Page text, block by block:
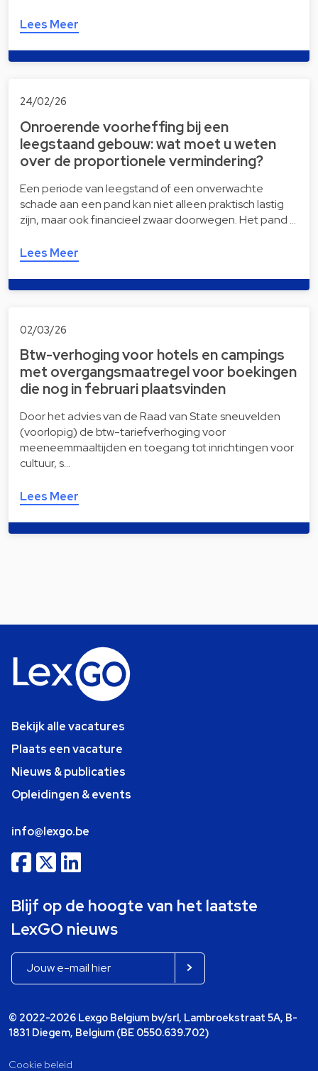
Lees Meer
24/02/26
Onroerende voorheffing bij een
leegstaand gebouw: wat moet u weten
over de proportionele vermindering?
Een periode van leegstand of een onverwachte
schade aan een pand kan niet alleen praktisch lastig
zijn, maar ook financieel zwaar doorwegen. Het pand …
Lees Meer
02/03/26
Btw-verhoging voor hotels en campings
met overgangsmaatregel voor boekingen
die nog in februari plaatsvinden
Door het advies van de Raad van State sneuvelden
(voorlopig) de btw-tariefverhoging voor
meeneemmaaltijden en toegang tot inrichtingen voor
cultuur, s…
Lees Meer
Bekijk alle vacatures
Plaats een vacature
Nieuws & publicaties
Opleidingen & events
info@lexgo.be
Blijf op de hoogte van het laatste
LexGO nieuws
© 2022-2026 Lexgo Belgium bv/srl, Lambroekstraat 5A, B-
1831 Diegem, Belgium (BE 0550.639.702)
Cookie beleid